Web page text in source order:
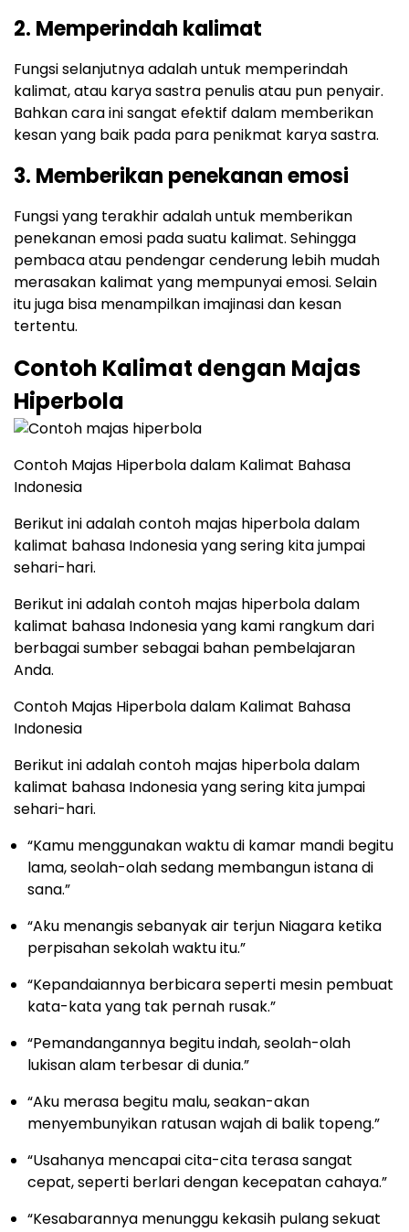
2. Memperindah kalimat
Fungsi selanjutnya adalah untuk memperindah
kalimat, atau karya sastra penulis atau pun penyair.
Bahkan cara ini sangat efektif dalam memberikan
kesan yang baik pada para penikmat karya sastra.
3. Memberikan penekanan emosi
Fungsi yang terakhir adalah untuk memberikan
penekanan emosi pada suatu kalimat. Sehingga
pembaca atau pendengar cenderung lebih mudah
merasakan kalimat yang mempunyai emosi. Selain
itu juga bisa menampilkan imajinasi dan kesan
tertentu.
Contoh Kalimat dengan Majas
Hiperbola
Contoh Majas Hiperbola dalam Kalimat Bahasa
Indonesia
Berikut ini adalah contoh majas hiperbola dalam
kalimat bahasa Indonesia yang sering kita jumpai
sehari-hari.
Berikut ini adalah contoh majas hiperbola dalam
kalimat bahasa Indonesia yang kami rangkum dari
berbagai sumber sebagai bahan pembelajaran
Anda.
Contoh Majas Hiperbola dalam Kalimat Bahasa
Indonesia
Berikut ini adalah contoh majas hiperbola dalam
kalimat bahasa Indonesia yang sering kita jumpai
sehari-hari.
“Kamu menggunakan waktu di kamar mandi begitu
lama, seolah-olah sedang membangun istana di
sana.”
“Aku menangis sebanyak air terjun Niagara ketika
perpisahan sekolah waktu itu.”
“Kepandaiannya berbicara seperti mesin pembuat
kata-kata yang tak pernah rusak.”
“Pemandangannya begitu indah, seolah-olah
lukisan alam terbesar di dunia.”
“Aku merasa begitu malu, seakan-akan
menyembunyikan ratusan wajah di balik topeng.”
“Usahanya mencapai cita-cita terasa sangat
cepat, seperti berlari dengan kecepatan cahaya.”
“Kesabarannya menunggu kekasih pulang sekuat